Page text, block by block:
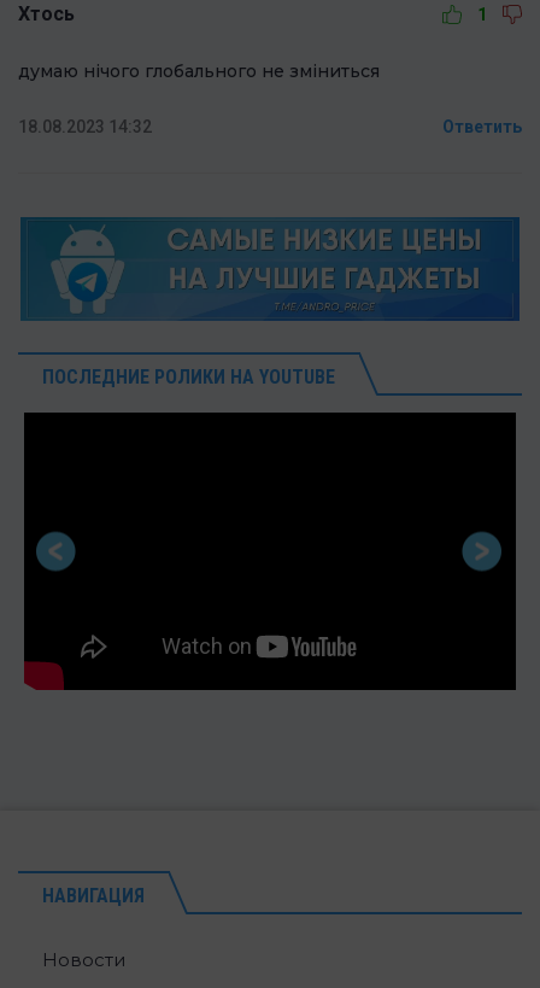
Хтось 1
думаю нічого глобального не зміниться
18.08.2023 14:32 Ответить
ПОСЛЕДНИЕ РОЛИКИ НА YOUTUBE
НАВИГАЦИЯ
Новости